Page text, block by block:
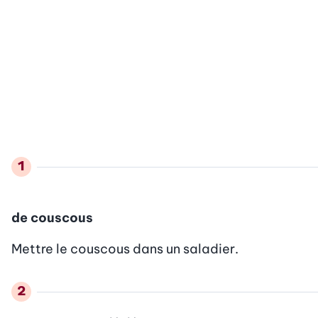
de couscous
Mettre le couscous dans un saladier.